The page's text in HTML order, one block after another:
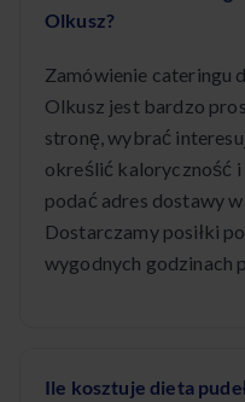
Olkusz?
Zamówienie cateringu
Olkusz jest bardzo
stronę, wybrać
określić kaloryczność i
podać adres dostawy
Dostarczamy posiłki
wygodnych godzinach
Ile kosztuje dieta